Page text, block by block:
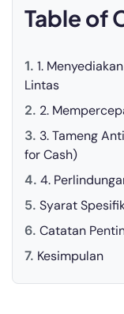
Table of
​1.
Lintas
​2.
​3. Tameng
for Cash)
​4.
​Syarat
​Catatan
​Kesimpulan